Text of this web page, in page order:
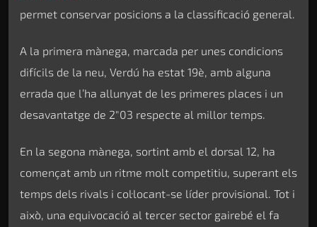
permet conservar posicions a la classificació general.
A la primera mànega, marcada per unes condicions
difícils de la neu, Verdú ha estat 19è, amb alguna
errada que l’ha allunyat de les primeres places i un
desavantatge de 2″03 respecte al millor temps.
En la segona mànega, sortint amb el dorsal 12, ha
començat amb un ritme molt competitiu, superant els
temps dels rivals i col·locant-se líder provisional. Tot i
això, una equivocació al tercer sector gairebé el fa